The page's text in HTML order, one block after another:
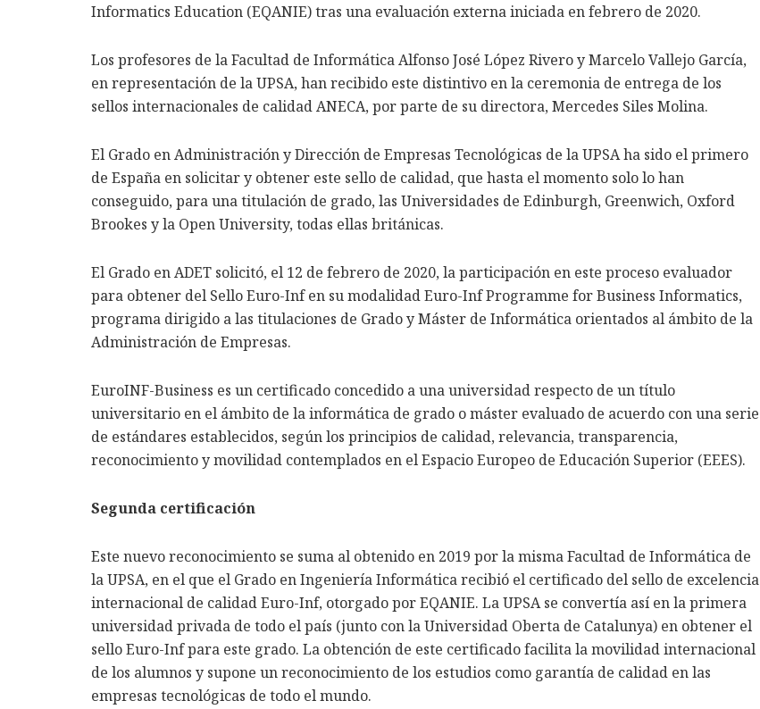
Informatics Education (EQANIE) tras una evaluación externa iniciada en febrero de 2020.
Los profesores de la Facultad de Informática Alfonso José López Rivero y Marcelo Vallejo García,
en representación de la UPSA, han recibido este distintivo en la ceremonia de entrega de los
sellos internacionales de calidad ANECA, por parte de su directora, Mercedes Siles Molina.
El Grado en Administración y Dirección de Empresas Tecnológicas de la UPSA ha sido el primero
de España en solicitar y obtener este sello de calidad, que hasta el momento solo lo han
conseguido, para una titulación de grado, las Universidades de Edinburgh, Greenwich, Oxford
Brookes y la Open University, todas ellas británicas.
El Grado en ADET solicitó, el 12 de febrero de 2020, la participación en este proceso evaluador
para obtener del Sello Euro-Inf en su modalidad Euro-Inf Programme for Business Informatics,
programa dirigido a las titulaciones de Grado y Máster de Informática orientados al ámbito de la
Administración de Empresas.
EuroINF-Business es un certificado concedido a una universidad respecto de un título
universitario en el ámbito de la informática de grado o máster evaluado de acuerdo con una serie
de estándares establecidos, según los principios de calidad, relevancia, transparencia,
reconocimiento y movilidad contemplados en el Espacio Europeo de Educación Superior (EEES).
Segunda certificación
Este nuevo reconocimiento se suma al obtenido en 2019 por la misma Facultad de Informática de
la UPSA, en el que el Grado en Ingeniería Informática recibió el certificado del sello de excelencia
internacional de calidad Euro-Inf, otorgado por EQANIE. La UPSA se convertía así en la primera
universidad privada de todo el país (junto con la Universidad Oberta de Catalunya) en obtener el
sello Euro-Inf para este grado. La obtención de este certificado facilita la movilidad internacional
de los alumnos y supone un reconocimiento de los estudios como garantía de calidad en las
empresas tecnológicas de todo el mundo.